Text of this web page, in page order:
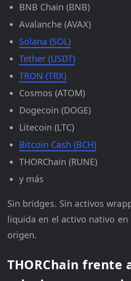
BNB Chain (BNB)
Avalanche (AVAX)
Solana (SOL)
Tether (USDT)
TRON (TRX)
Cosmos (ATOM)
Dogecoin (DOGE)
Litecoin (LTC)
Bitcoin Cash (BCH)
THORChain (RUNE)
y más
Sin bridges. Sin activos
liquida en el activo nativo en
origen.
THORChain frente